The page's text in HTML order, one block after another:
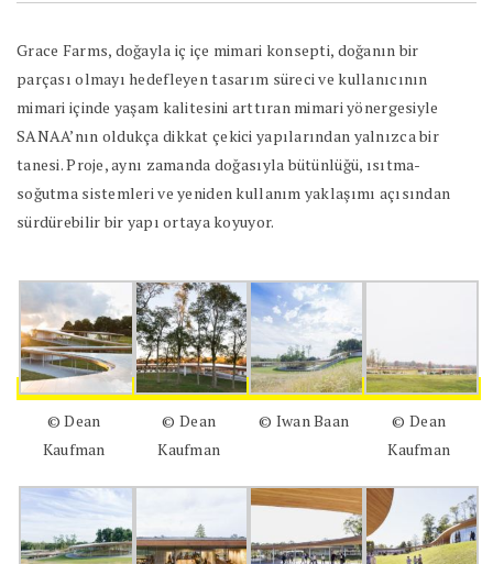
Grace Farms, doğayla iç içe mimari konsepti, doğanın bir
parçası olmayı hedefleyen tasarım süreci ve kullanıcının
mimari içinde yaşam kalitesini arttıran mimari yönergesiyle
SANAA’nın oldukça dikkat çekici yapılarından yalnızca bir
tanesi. Proje, aynı zamanda doğasıyla bütünlüğü, ısıtma-
soğutma sistemleri ve yeniden kullanım yaklaşımı açısından
sürdürebilir bir yapı ortaya koyuyor.
© Dean
Kaufman
© Dean
Kaufman
© Iwan Baan
© Dean
Kaufman